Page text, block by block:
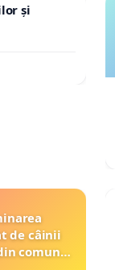
și
de câinii
comuna